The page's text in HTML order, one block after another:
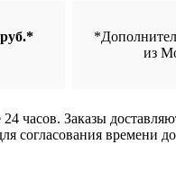
из
24 часов. Заказы
согласования времени